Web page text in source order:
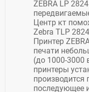
ZEBRA LP
Центр кт
Zebra TLP
Принтер
печати
(до 1000-3000
принтеры
производится
последующее